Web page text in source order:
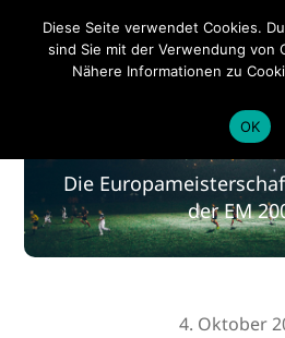
EM 2020
EM 2020
Die
der EM
4. Oktober
Diese Seite verwendet Cookies.
sind Sie mit der Verwendung von
Nähere Informationen zu
OK